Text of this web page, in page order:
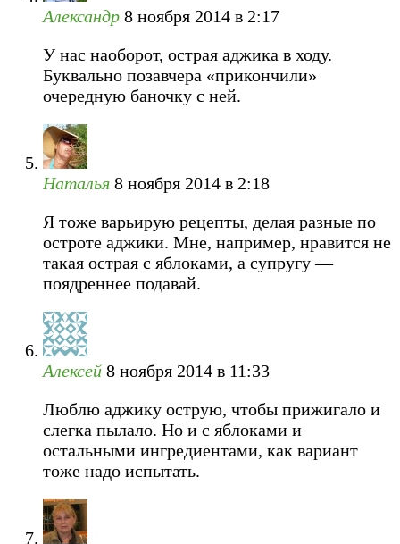
Александр 8 ноября 2014 в 2:17
У нас наоборот, острая аджика в ходу.
Буквально позавчера «прикончили»
очередную баночку с ней.
Наталья 8 ноября 2014 в 2:18
Я тоже варьирую рецепты, делая разные по
остроте аджики. Мне, например, нравится не
такая острая с яблоками, а супругу —
поядреннее подавай.
Алексей 8 ноября 2014 в 11:33
Люблю аджику острую, чтобы прижигало и
слегка пылало. Но и с яблоками и
остальными ингредиентами, как вариант
тоже надо испытать.